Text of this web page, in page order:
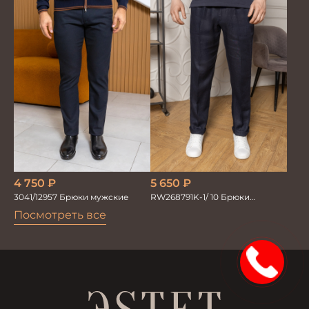
Посмотреть все
4 750 ₽
3041/12957 Брюки мужские
5 650 ₽
RW268791K-1/ 10 Брюки